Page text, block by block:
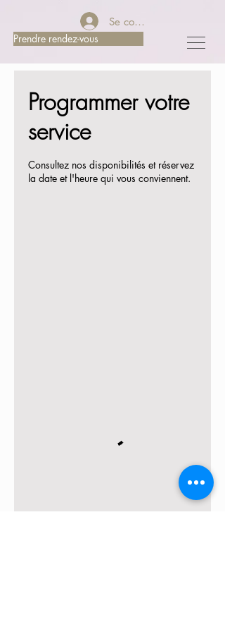
Prendre rendez-vous
Se connecter
Programmer votre
service
Consultez nos disponibilités et réservez
la date et l'heure qui vous conviennent.